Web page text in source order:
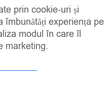
Proiecte DIY,
decoratori și
Crearea unei
mobilier, pereți
prin cookie-uri și
îmbunătăți experiența pe
modul în care îl
marketing.